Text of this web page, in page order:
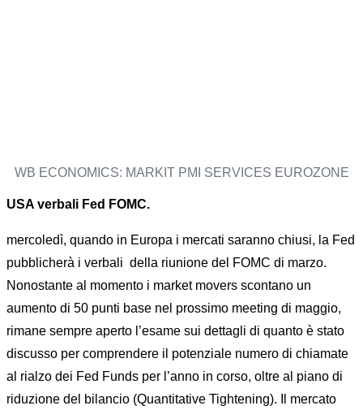
WB ECONOMICS: MARKIT PMI SERVICES EUROZONE
USA verbali Fed FOMC.
mercoledì, quando in Europa i mercati saranno chiusi, la Fed
pubblicherà i verbali della riunione del FOMC di marzo.
Nonostante al momento i market movers scontano un
aumento di 50 punti base nel prossimo meeting di maggio,
rimane sempre aperto l’esame sui dettagli di quanto è stato
discusso per comprendere il potenziale numero di chiamate
al rialzo dei Fed Funds per l’anno in corso, oltre al piano di
riduzione del bilancio (Quantitative Tightening). Il mercato